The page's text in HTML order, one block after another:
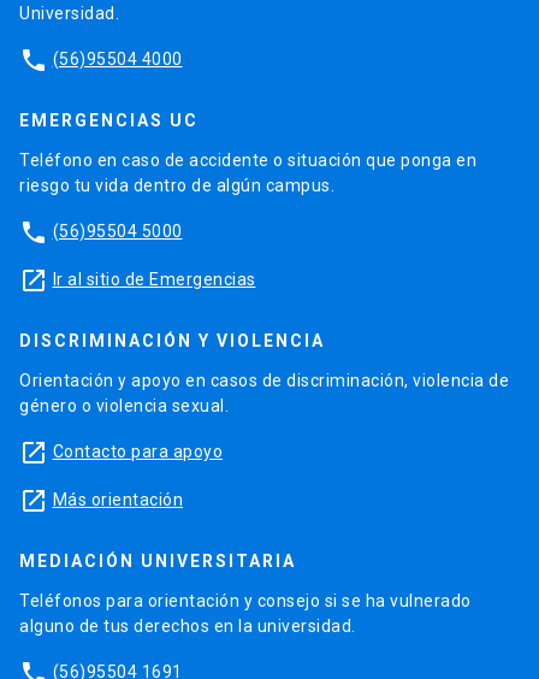
Universidad.
phone (56)95504 4000
EMERGENCIAS UC
Teléfono en caso de accidente o situación que ponga en
riesgo tu vida dentro de algún campus.
phone (56)95504 5000
launch Ir al sitio de Emergencias
DISCRIMINACIÓN Y VIOLENCIA
Orientación y apoyo en casos de discriminación, violencia de
género o violencia sexual.
launch Contacto para apoyo
launch Más orientación
MEDIACIÓN UNIVERSITARIA
Teléfonos para orientación y consejo si se ha vulnerado
alguno de tus derechos en la universidad.
(56)95504 1691